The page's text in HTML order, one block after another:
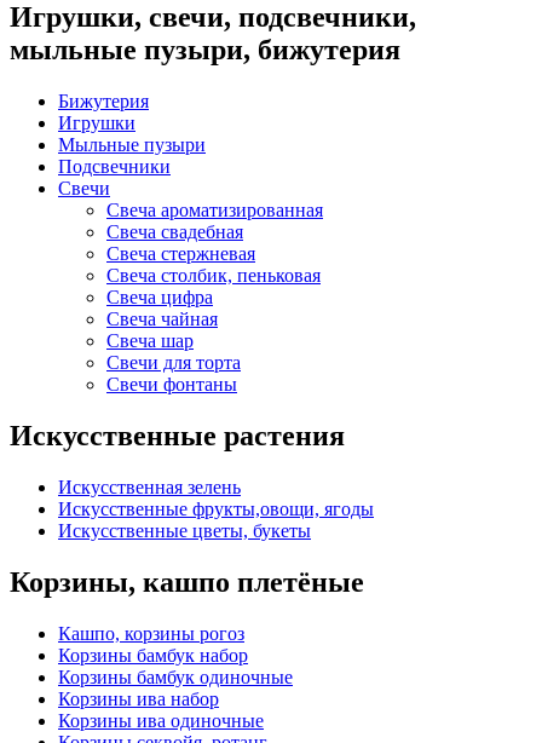
Игрушки, свечи, подсвечники,
мыльные пузыри, бижутерия
Бижутерия
Игрушки
Мыльные пузыри
Подсвечники
Свечи
Свеча ароматизированная
Свеча свадебная
Свеча стержневая
Свеча столбик, пеньковая
Свеча цифра
Свеча чайная
Свеча шар
Свечи для торта
Свечи фонтаны
Искусственные растения
Искусственная зелень
Искусственные фрукты,овощи, ягоды
Искусственные цветы, букеты
Корзины, кашпо плетёные
Кашпо, корзины рогоз
Корзины бамбук набор
Корзины бамбук одиночные
Корзины ива набор
Корзины ива одиночные